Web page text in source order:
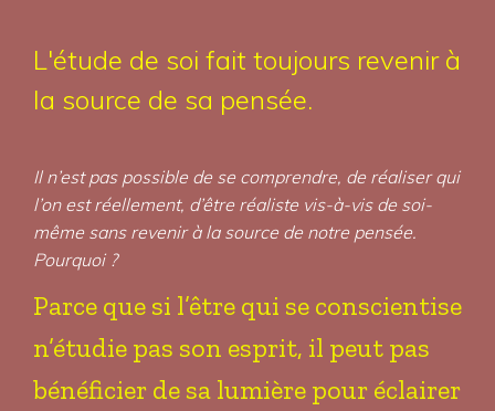
L'étude de soi fait toujours revenir à
la source de sa pensée.
Il n’est pas possible de se comprendre, de réaliser qui
l’on est réellement, d’être réaliste vis-à-vis de soi-
même sans revenir à la source de notre pensée.
Pourquoi ?
Parce que si l’être qui se conscientise
n’étudie pas son esprit, il peut pas
bénéficier de sa lumière pour éclairer